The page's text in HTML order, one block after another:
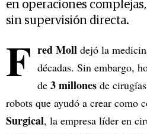
en operaciones
sin supervisión directa.
F red Moll dejó la
décadas. Sin embargo,
de 3 millones de
robots que ayudó a crear como
Surgical, la empresa líder en